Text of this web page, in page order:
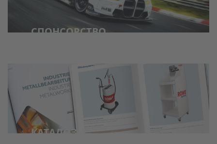
СПОНСОРСТВО
КАТАЛОЗИ